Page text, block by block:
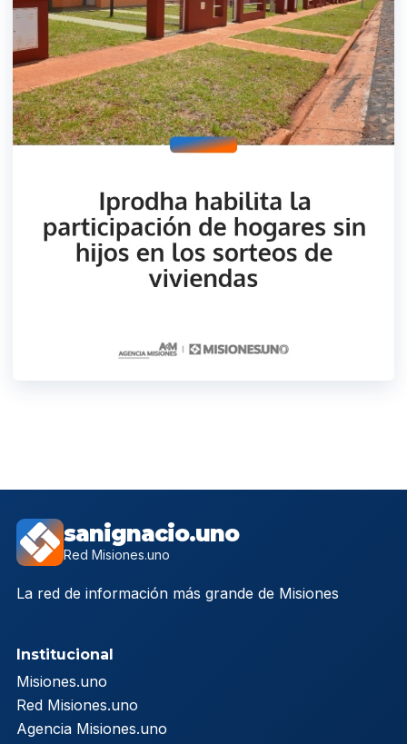
sanignacio.uno
Red Misiones.uno
La red de información más grande de Misiones
Institucional
Misiones.uno
Red Misiones.uno
Agencia Misiones.uno